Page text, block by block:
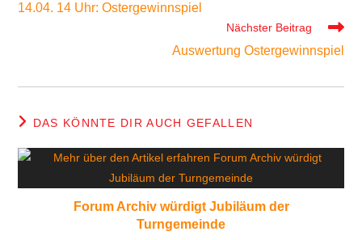
ansehen
14.04. 14 Uhr: Ostergewinnspiel
Nächster Beitrag
Auswertung Ostergewinnspiel
DAS KÖNNTE DIR AUCH GEFALLEN
Forum Archiv würdigt Jubiläum der
Turngemeinde